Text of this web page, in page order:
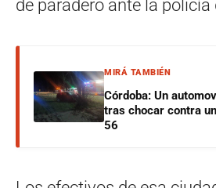
de paradero ante la policía
MIRÁ TAMBIÉN
Córdoba: Un
tras chocar contra
56